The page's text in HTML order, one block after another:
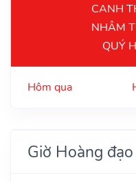
CANH
NHÂM
QUÝ
Hôm qua
Giờ Hoàng